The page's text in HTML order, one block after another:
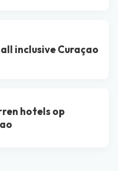
inclusive Curaçao
hotels op